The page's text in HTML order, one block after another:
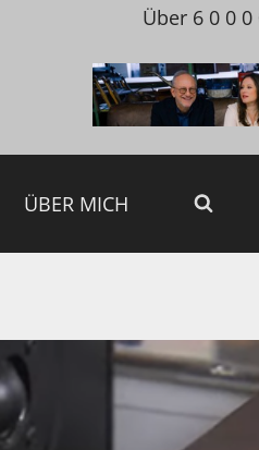
Über 6 0 0
ÜBER MICH